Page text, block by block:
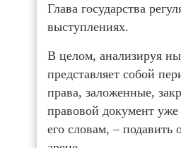
Глава государства
выступлениях.
В целом, анализируя
представляет собой
права, заложенные,
правовой документ уже
его словам, – подавить